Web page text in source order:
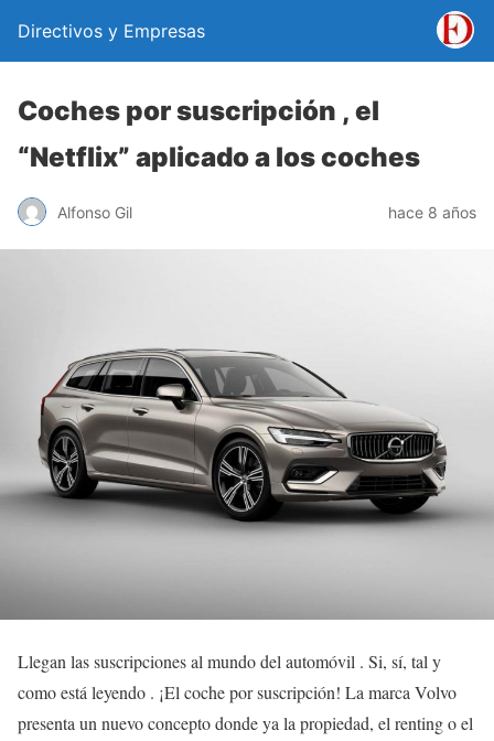
Directivos y Empresas
Coches por suscripción , el
“Netflix” aplicado a los coches
Alfonso Gil hace 8 años
Llegan las suscripciones al mundo del automóvil . Si, sí, tal y
como está leyendo . ¡El coche por suscripción! La marca Volvo
presenta un nuevo concepto donde ya la propiedad, el renting o el